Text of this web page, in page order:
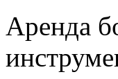
Аренда